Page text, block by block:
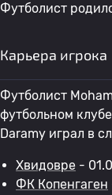
Футболист
Карьера игрока
Футболист
футбольном
Daramy играл в
Хвидовре -
ФК Копенгаген